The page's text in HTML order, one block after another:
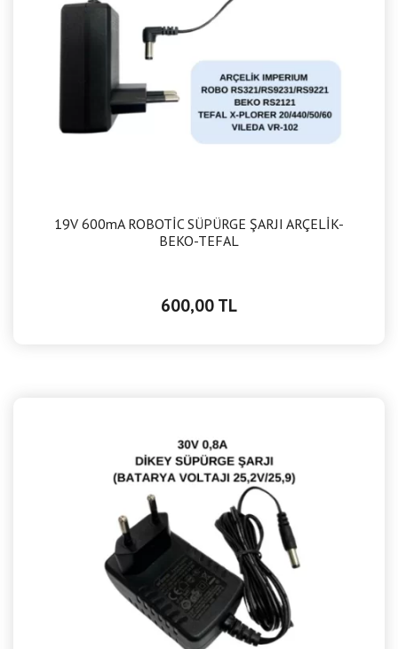
19V 600mA ROBOTİC SÜPÜRGE ŞARJI ARÇELİK-
BEKO-TEFAL
600,00 TL